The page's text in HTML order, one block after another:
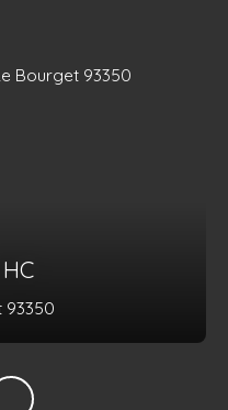
93350